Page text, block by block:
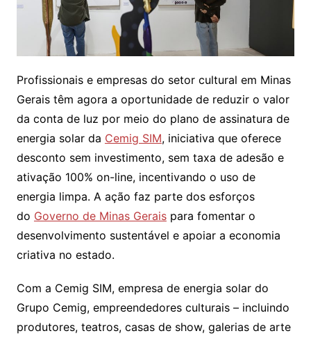
Profissionais e empresas do setor cultural em Minas
Gerais têm agora a oportunidade de reduzir o valor
da conta de luz por meio do plano de assinatura de
energia solar da Cemig SIM, iniciativa que oferece
desconto sem investimento, sem taxa de adesão e
ativação 100% on-line, incentivando o uso de
energia limpa. A ação faz parte dos esforços
do Governo de Minas Geraispara fomentar o
desenvolvimento sustentável e apoiar a economia
criativa no estado.
Com a Cemig SIM, empresa de energia solar do
Grupo Cemig, empreendedores culturais – incluindo
produtores, teatros, casas de show, galerias de arte